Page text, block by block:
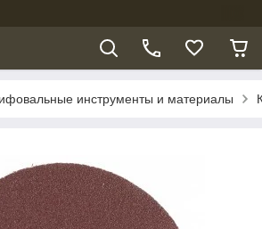
инструменты и материалы